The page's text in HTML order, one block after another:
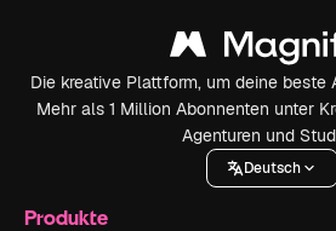
Die kreative Plattform, um deine
Mehr als 1 Million Abonnenten unter
Agenturen und
Deutsch
Produkte